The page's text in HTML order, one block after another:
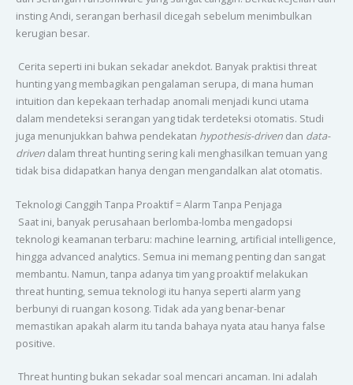
insting Andi, serangan berhasil dicegah sebelum menimbulkan
kerugian besar.
Cerita seperti ini bukan sekadar anekdot. Banyak praktisi threat
hunting yang membagikan pengalaman serupa, di mana human
intuition dan kepekaan terhadap anomali menjadi kunci utama
dalam mendeteksi serangan yang tidak terdeteksi otomatis. Studi
juga menunjukkan bahwa pendekatan hypothesis-drivendan data-
drivendalam threat hunting sering kali menghasilkan temuan yang
tidak bisa didapatkan hanya dengan mengandalkan alat otomatis.
Teknologi Canggih Tanpa Proaktif = Alarm Tanpa Penjaga
Saat ini, banyak perusahaan berlomba-lomba mengadopsi
teknologi keamanan terbaru: machine learning, artificial intelligence,
hingga advanced analytics. Semua ini memang penting dan sangat
membantu. Namun, tanpa adanya tim yang proaktif melakukan
threat hunting, semua teknologi itu hanya seperti alarm yang
berbunyi di ruangan kosong. Tidak ada yang benar-benar
memastikan apakah alarm itu tanda bahaya nyata atau hanya false
positive.
Threat hunting bukan sekadar soal mencari ancaman. Ini adalah